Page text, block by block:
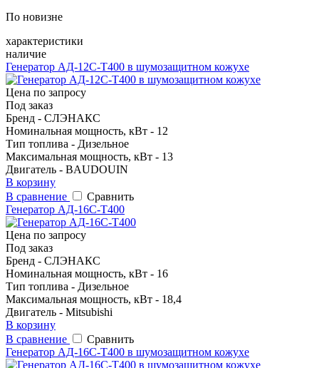
По новизне
характеристики
наличие
Генератор АД-12С-Т400 в шумозащитном кожухе
Цена по запросу
Под заказ
Бренд - CЛЭНАКС
Номинальная мощность, кВт - 12
Тип топлива - Дизельное
Максимальная мощность, кВт - 13
Двигатель - BAUDOUIN
В корзину
В сравнение
Сравнить
Генератор АД-16С-Т400
Цена по запросу
Под заказ
Бренд - CЛЭНАКС
Номинальная мощность, кВт - 16
Тип топлива - Дизельное
Максимальная мощность, кВт - 18,4
Двигатель - Mitsubishi
В корзину
В сравнение
Сравнить
Генератор АД-16С-Т400 в шумозащитном кожухе